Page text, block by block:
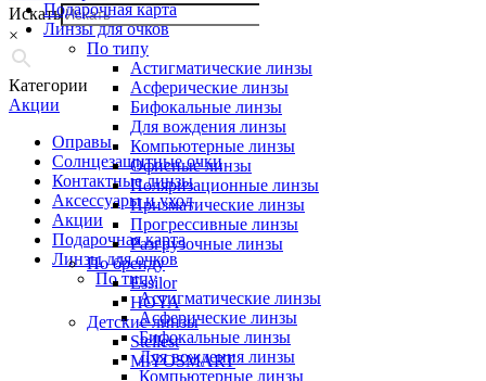
Искать
×
Категории
Акции
Оправы
Солнцезащитные очки
Контактные линзы
Аксессуары и уход
Акции
Подарочная карта
Линзы для очков
По типу
Астигматические линзы
Асферические линзы
Бифокальные линзы
Для вождения линзы
Компьютерные линзы
Подарочная карта
Линзы для очков
По типу
Астигматические линзы
Асферические линзы
Бифокальные линзы
Для вождения линзы
Компьютерные линзы
Офисные линзы
Поляризационные линзы
Призматические линзы
Прогрессивные линзы
Разгрузочные линзы
По бренду
Essilor
HOYA
Детские линзы
Stellest
MiYOSMART